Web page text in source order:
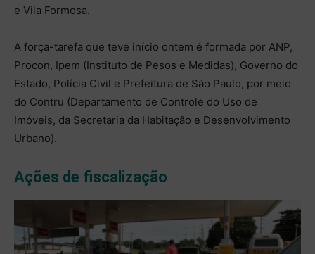
e Vila Formosa.
A força-tarefa que teve início ontem é formada por ANP,
Procon, Ipem (Instituto de Pesos e Medidas), Governo do
Estado, Polícia Civil e Prefeitura de São Paulo, por meio
do Contru (Departamento de Controle do Uso de
Imóveis, da Secretaria da Habitação e Desenvolvimento
Urbano).
Ações de fiscalização